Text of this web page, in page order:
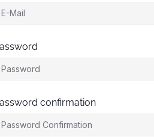
confirmation